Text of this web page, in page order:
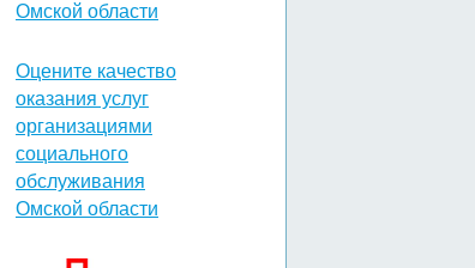
Омской области
Оцените качество
оказания услуг
организациями
социального
обслуживания
Омской области